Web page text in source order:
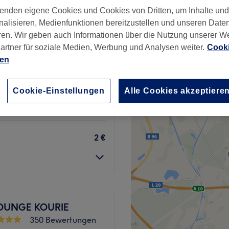
Berlin
7 €
2 €
KOURIE
350 Bewertungen
eigene Cookies und Cookies von Dritten, um Inhalte
Medienfunktionen bereitzustellen und unseren
Wir geben auch Informationen über die Nutzung unserer
für soziale Medien, Werbung und Analysen weiter.
Cookie-Einstellungen Alle Cookies akzeptieren